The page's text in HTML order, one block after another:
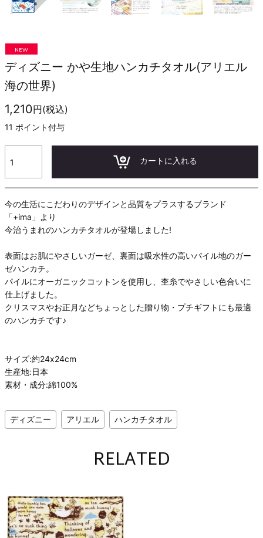
NEW
ディズニー かや生地ハンカチタオル(アリエル
海の世界)
1,210円(税込)
11 ポイント付与
カートに入れる
今の生活にこだわりのデザインと品質をプラスするブランド
「+ima」より
今治うまれのハンカチタオルが登場しました!
表面はお肌にやさしいガーゼ、裏面は吸水性の高いパイル地のガー
ゼハンカチ。
パイルにオーガニックコットンを使用し、杢糸でやさしい色合いに
仕上げました。
クリスマスやお正月などちょっとした贈り物・プチギフトにも最適
のハンカチです♪
サイズ:約24x24cm
生産地:日本
素材・成分:綿100%
ディズニー アリエル ハンカチタオル
RELATED